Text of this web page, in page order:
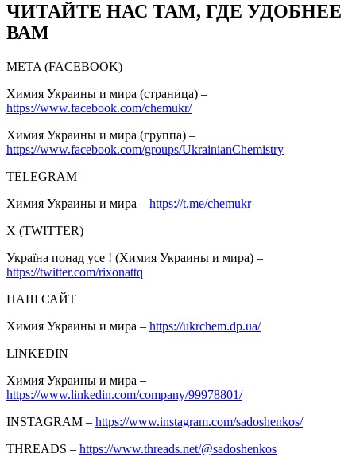
ЧИТАЙТЕ НАС ТАМ, ГДЕ УДОБНЕЕ
ВАМ
META (FACEBOOK)
Химия Украины и мира (страница) –
https://www.facebook.com/chemukr/
Химия Украины и мира (группа) –
https://www.facebook.com/groups/UkrainianChemistry
TELEGRAM
Химия Украины и мира – https://t.me/chemukr
Х (TWITTER)
Україна понад усе ! (Химия Украины и мира) –
https://twitter.com/rixonattq
НАШ САЙТ
Химия Украины и мира – https://ukrchem.dp.ua/
LINKEDIN
Химия Украины и мира –
https://www.linkedin.com/company/99978801/
INSTAGRAM – https://www.instagram.com/sadoshenkos/
THREADS – https://www.threads.net/@sadoshenkos